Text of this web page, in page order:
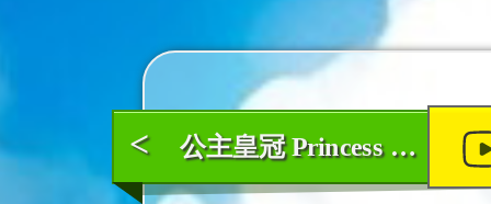
公主皇冠 Princess Crown
<